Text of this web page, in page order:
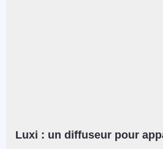
Luxi : un diffuseur pour